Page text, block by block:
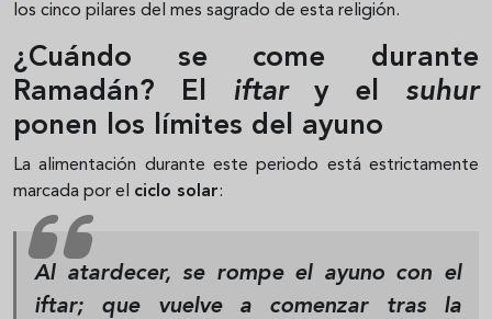
los cinco pilares del mes sagrado de esta religión.
¿Cuándo se come durante
Ramadán? El iftary el suhur
ponen los límites del ayuno
La alimentación durante este periodo está estrictamente
marcada por el ciclo solar:
Al atardecer, se rompe el ayuno con el
iftar; que vuelve a comenzar tras la